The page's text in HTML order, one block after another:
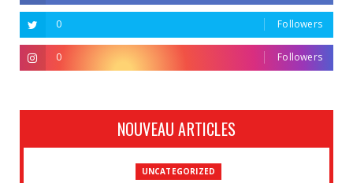
0 Followers
0 Followers
NOUVEAU ARTICLES
UNCATEGORIZED